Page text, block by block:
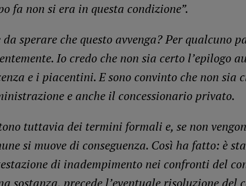
fa non si era in questa condizione”.
da sperare che questo avvenga? Per qualcuno
Io credo che non sia certo l’epilogo
e i piacentini. E sono convinto che non sia
e anche il concessionario privato.
tuttavia dei termini formali e, se non
si muove di conseguenza. Così ha fatto: è
di inadempimento nei confronti del